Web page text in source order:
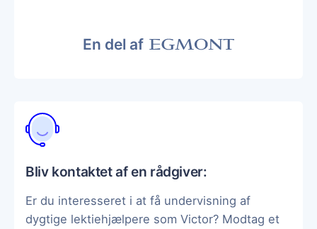
En del af
Bliv kontaktet af en rådgiver:
Er du interesseret i at få undervisning af
dygtige lektiehjælpere som Victor? Modtag et